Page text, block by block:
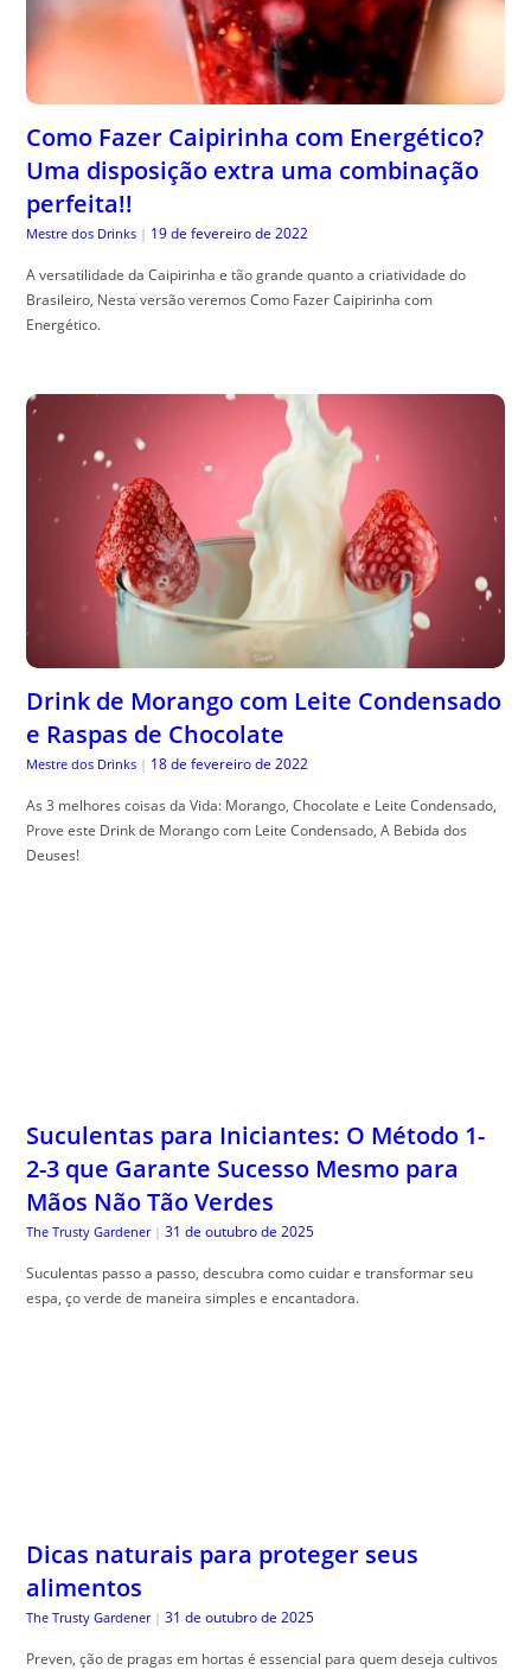
Como Fazer Caipirinha com Energético?
Uma disposição extra uma combinação
perfeita!!
Mestre dos Drinks | 19 de fevereiro de 2022
A versatilidade da Caipirinha e tão grande quanto a criatividade do
Brasileiro, Nesta versão veremos Como Fazer Caipirinha com
Energético.
Drink de Morango com Leite Condensado
e Raspas de Chocolate
Mestre dos Drinks | 18 de fevereiro de 2022
As 3 melhores coisas da Vida: Morango, Chocolate e Leite Condensado,
Prove este Drink de Morango com Leite Condensado, A Bebida dos
Deuses!
Suculentas para Iniciantes: O Método 1-
2-3 que Garante Sucesso Mesmo para
Mãos Não Tão Verdes
The Trusty Gardener | 31 de outubro de 2025
Suculentas passo a passo, descubra como cuidar e transformar seu
espa, ço verde de maneira simples e encantadora.
Dicas naturais para proteger seus
alimentos
The Trusty Gardener | 31 de outubro de 2025
Preven, ção de pragas em hortas é essencial para quem deseja cultivos